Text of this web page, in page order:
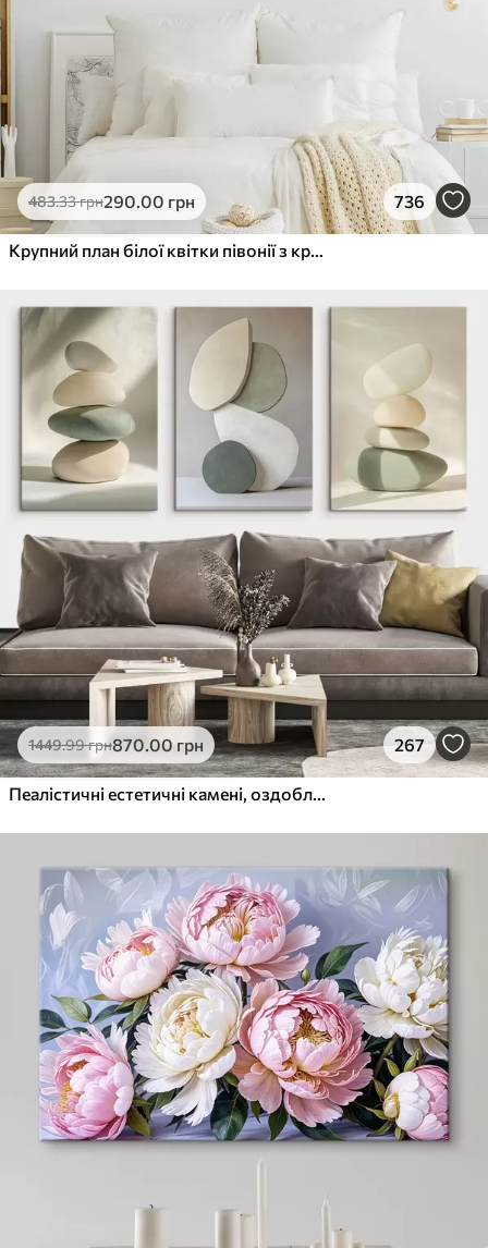
483.33грн290.00 грн 736
Крупний план білої квітки півонії з крапельками води на пелюстках на розмитому фоні
1449.99грн870.00 грн 267
Пеалістичні естетичні камені, оздоблення будинку, природне освітлення